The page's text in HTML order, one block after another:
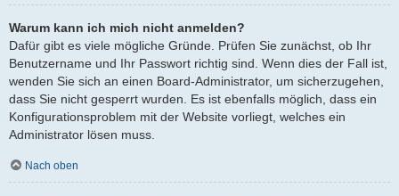
Warum kann ich mich nicht anmelden?
Dafür gibt es viele mögliche Gründe. Prüfen Sie zunächst, ob Ihr
Benutzername und Ihr Passwort richtig sind. Wenn dies der Fall ist,
wenden Sie sich an einen Board-Administrator, um sicherzugehen,
dass Sie nicht gesperrt wurden. Es ist ebenfalls möglich, dass ein
Konfigurationsproblem mit der Website vorliegt, welches ein
Administrator lösen muss.
Nach oben